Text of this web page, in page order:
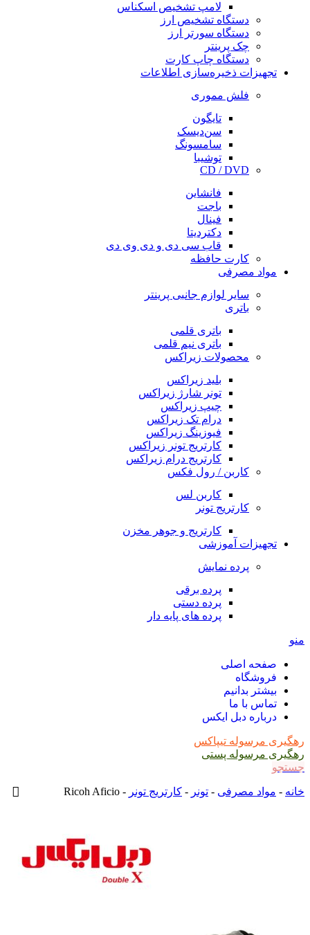
لامپ تشخیص اسکناس
دستگاه تشخیص ارز
دستگاه سورتر ارز
چک پرینتر
دستگاه چاپ کارت
تجهیزات ذخیره‌سازی اطلاعات
فلش مموری
تایگون
سن‌دیسک
سامسونگ
توشیبا
CD / DVD
فانشاین
باجت
فینال
دکتردیتا
قاب سی دی و دی وی دی
کارت حافظه
مواد مصرفی
سایر لوازم جانبی پرینتر
باتری
باتری قلمی
باتری نیم قلمی
محصولات زیراکس
بلید زیراکس
تونر شارژ زیراکس
چیپ زیراکس
درام تک زیراکس
فیوزینگ زیراکس
کارتریج تونر زیراکس
کارتریج درام زیراکس
کاربن / رول فکس
کاربن لس
کارتریج تونر
کارتریج و جوهر مخزن
تجهیزات آموزشی
پرده نمایش
پرده برقی
پرده دستی
پرده های پایه دار
منو
صفحه اصلی
فروشگاه
بیشتر بدانیم
تماس با ما
درباره دبل ایکس
رهگیری مرسوله تیپاکس
رهگیری مرسوله پستی
جستجو
خانه - مواد مصرفی - تونر - کارتریج تونر -
Ricoh Aficio